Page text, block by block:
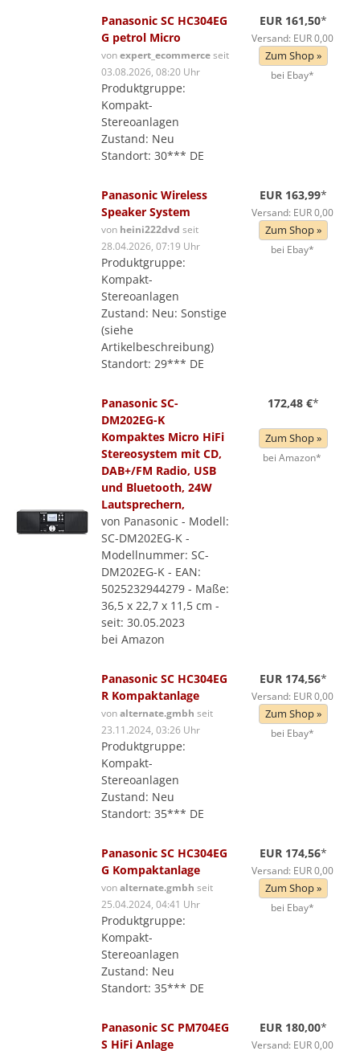
Panasonic SC HC304EG
G petrol Micro
vonexpert_ecommerceseit
03.08.2026, 08:20 Uhr
Produktgruppe:
Kompakt-
Stereoanlagen
Zustand: Neu
Standort: 30*** DE
EUR 161,50*
Versand: EUR 0,00
Zum Shop »
bei Ebay*
Panasonic Wireless
Speaker System
von heini222dvd seit
28.04.2026, 07:19 Uhr
Produktgruppe:
Kompakt-
Stereoanlagen
Zustand: Neu: Sonstige
(siehe
Artikelbeschreibung)
Standort: 29*** DE
EUR 163,99*
Versand: EUR 0,00
Zum Shop »
bei Ebay*
Panasonic SC-
DM202EG-K
Kompaktes Micro HiFi
Stereosystem mit CD,
DAB+/FM Radio, USB
und Bluetooth, 24W
Lautsprechern,
von Panasonic - Modell:
SC-DM202EG-K -
Modellnummer: SC-
DM202EG-K - EAN:
5025232944279 - Maße:
36,5 x 22,7 x 11,5 cm -
seit: 30.05.2023
bei Amazon
172,48 €*
Zum Shop »
bei Amazon*
Panasonic SC HC304EG
R Kompaktanlage
vonalternate.gmbh seit
23.11.2024, 03:26 Uhr
Produktgruppe:
Kompakt-
Stereoanlagen
Zustand: Neu
Standort: 35*** DE
EUR 174,56*
Versand: EUR 0,00
Zum Shop »
bei Ebay*
Panasonic SC HC304EG
G Kompaktanlage
vonalternate.gmbh seit
25.04.2024, 04:41 Uhr
Produktgruppe:
Kompakt-
Stereoanlagen
Zustand: Neu
Standort: 35*** DE
EUR 174,56*
Versand: EUR 0,00
Zum Shop »
bei Ebay*
Panasonic SC PM704EG
S HiFi Anlage
EUR 180,00*
Versand: EUR 0,00